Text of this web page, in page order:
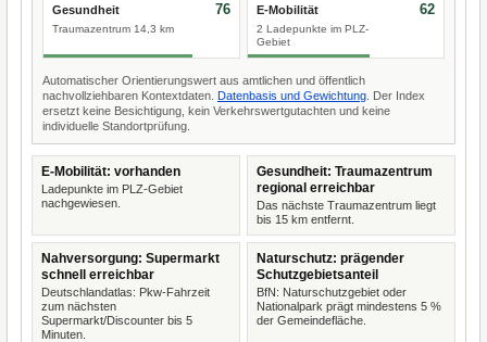
Gesundheit
Traumazentrum 14,3 km
76 E-Mobilität
2 Ladepunkte im PLZ-
Gebiet
62
Automatischer Orientierungswert aus amtlichen und öffentlich
nachvollziehbaren Kontextdaten. Datenbasis und Gewichtung . Der Index
ersetzt keine Besichtigung, kein Verkehrswertgutachten und keine
individuelle Standortprüfung.
E-Mobilität: vorhanden
Ladepunkte im PLZ-Gebiet
nachgewiesen.
Gesundheit: Traumazentrum
regional erreichbar
Das nächste Traumazentrum liegt
bis 15 km entfernt.
Nahversorgung: Supermarkt
schnell erreichbar
Deutschlandatlas: Pkw-Fahrzeit
zum nächsten
Supermarkt/Discounter bis 5
Minuten.
Naturschutz: prägender
Schutzgebietsanteil
BfN: Naturschutzgebiet oder
Nationalpark prägt mindestens 5 %
der Gemeindefläche.